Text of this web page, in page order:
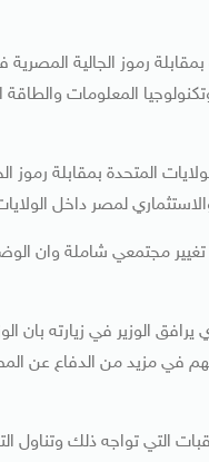
بمقابلة رموز الجالية
المعلومات والطاقة
المتحدة بمقابلة
لمصر داخل
مجتمعي شاملة وان
الوزير في زيارته بان
يسهم في مزيد من الدفاع عن
التي تواجه ذلك وتناول